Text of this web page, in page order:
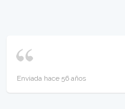
Enviada hace 56 años